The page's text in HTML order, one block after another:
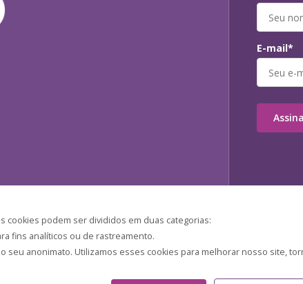
cookies podem ser divididos em duas categorias:
fins analíticos ou de rastreamento.
anonimato. Utilizamos esses cookies para melhorar nosso site,
E-mail*